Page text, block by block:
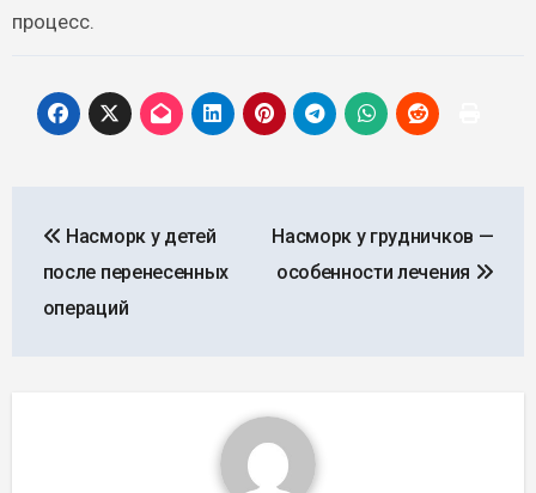
процесс.
по
записям
Насморк у детей
после перенесенных
операций
Насморк у грудничков —
особенности лечения